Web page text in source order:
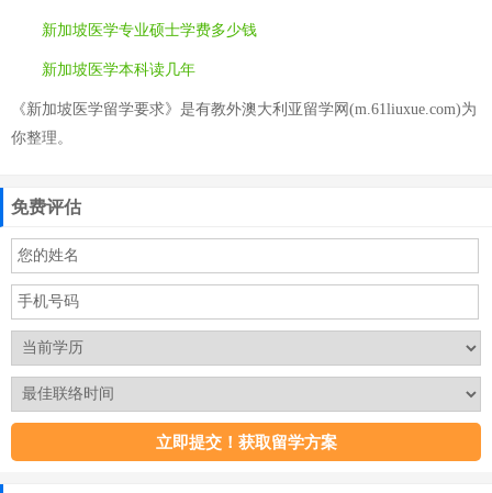
新加坡医学专业硕士学费多少钱
新加坡医学本科读几年
《新加坡医学留学要求》是有教外澳大利亚留学网(m.61liuxue.com)为
你整理。
免费评估